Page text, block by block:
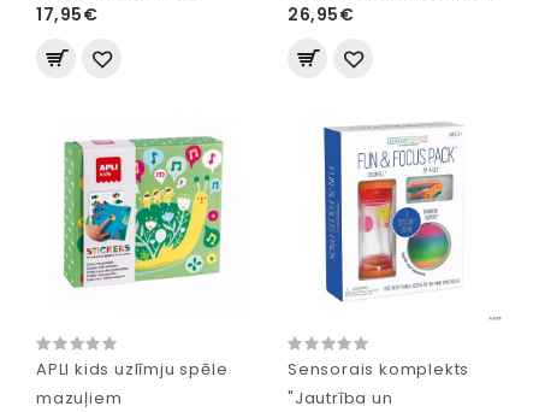
17,95€ 26,95€
APLI kids uzlīmju spēle
mazuļiem
Sensorais komplekts
"Jautrība un